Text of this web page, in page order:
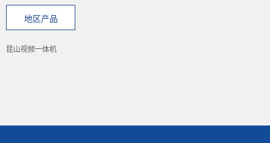
地区产品
昆山视频一体机